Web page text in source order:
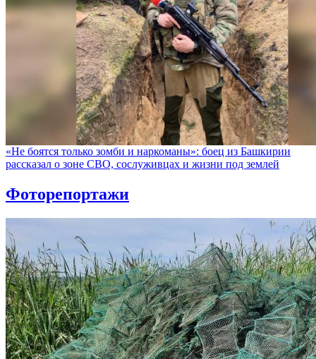
«Не боятся только зомби и наркоманы»: боец из Башкирии
рассказал о зоне СВО, сослуживцах и жизни под землей
Фоторепортажи